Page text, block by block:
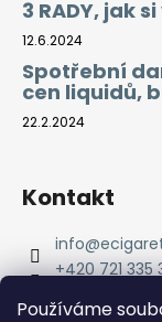
Používáme
3 RADY, jak
12.6.2024
Spotřební
cen liquidů,
22.2.2024
Kontakt
info@
+420 721 335